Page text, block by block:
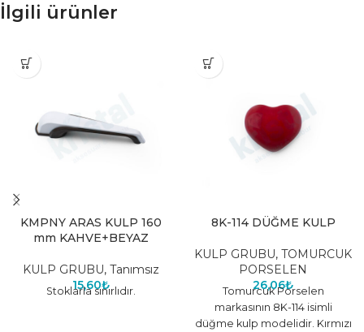
İlgili ürünler
KMPNY ARAS KULP 160
mm KAHVE+BEYAZ
KULP GRUBU, Tanımsız
15,60₺
Stoklarla sınırlıdır.
8K-114 DÜĞME KULP
KULP GRUBU, TOMURCUK
PORSELEN
26,06₺
Tomurcuk Porselen
markasının 8K-114 isimli
düğme kulp modelidir. Kırmızı